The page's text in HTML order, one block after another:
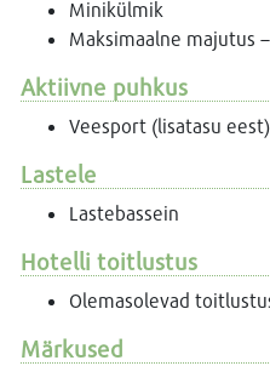
Minikülmik
Maksimaalne majutus
Aktiivne puhkus
Veesport (lisatasu eest)
Lastele
Lastebassein
Hotelli toitlustus
Olemasolevad
Märkused